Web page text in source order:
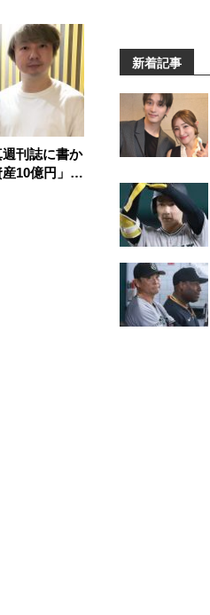
刊誌に書か
10億円」に
」
新着記事
AD